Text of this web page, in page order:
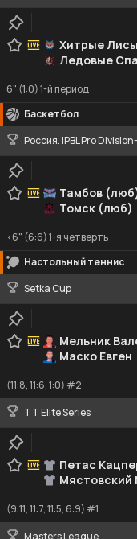
Хитрые Лисы
Ледовые
6" (1:0) 1-й период
Баскетбол
Россия. IPBL Pro
Тамбов
Томск (люб)
<6" (6:6) 1-я четверть
Настольный теннис
Setka Cup
Мельник
Маско Евген
(11:8, 11:6, 1:0) #2
TT Elite Series
Петас
Мястовский
(9:11, 11:7, 11:5, 6:9) #1
Masters League